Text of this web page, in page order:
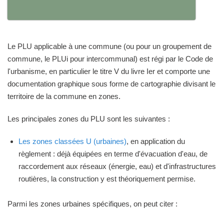
Le PLU applicable à une commune (ou pour un groupement de
commune, le PLUi pour intercommunal) est régi par le Code de
l'urbanisme, en particulier le titre V du livre Ier et comporte une
documentation graphique sous forme de cartographie divisant le
territoire de la commune en zones.
Les principales zones du PLU sont les suivantes :
Les zones classées U (urbaines), en application du
règlement : déjà équipées en terme d'évacuation d'eau, de
raccordement aux réseaux (énergie, eau) et d'infrastructures
routières, la construction y est théoriquement permise.
Parmi les zones urbaines spécifiques, on peut citer :